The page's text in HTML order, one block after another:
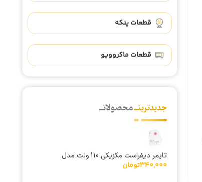
قطعات پنکه
قطعات ماکروویو
جدیدترینــمحصولاتــ
تایمر دیفراست مکزیکی 110 ولت مدل
TMDC625
340,000تومان